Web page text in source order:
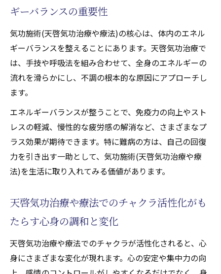
ギーバランスの重要性
気功施術(天啓気功治療や療法)の核心は、体内のエネル
ギーバランスを整えることにあります。天啓気功治療で
は、手技や呼吸法を組み合わせて、全身のエネルギーの
流れを滑らかにし、不調の根本的な原因にアプローチし
ます。
エネルギーバランスが整うことで、免疫力の向上やスト
レスの軽減、慢性的な疲労感の解消など、さまざまなプ
ラス効果が期待できます。特に難病の方は、自己の回復
力を引き出す一助として、気功施術(天啓気功治療や療
法)を生活に取り入れてみる価値があります。
天啓気功治療や療法でのチャクラ活性化がも
たらす心身の調和と変化
天啓気功治療や療法でのチャクラが活性化されると、心
身にさまざまな変化が現れます。心の安定や集中力の向